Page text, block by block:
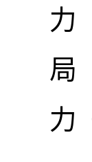
力
局
力